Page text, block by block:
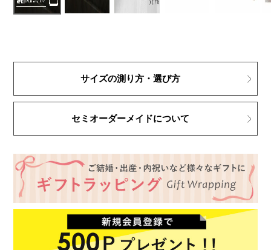
サイズの測り方・選び方
セミオーダーメイドについて